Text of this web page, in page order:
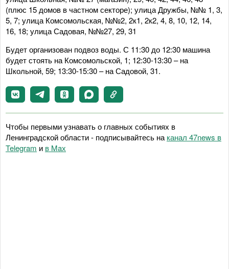
(плюс 15 домов в частном секторе); улица Дружбы, №№ 1, 3,
5, 7; улица Комсомольская, №№2, 2к1, 2к2, 4, 8, 10, 12, 14,
16, 18; улица Садовая, №№27, 29, 31
Будет организован подвоз воды. С 11:30 до 12:30 машина
будет стоять на Комсомольской, 1; 12:30-13:30 – на
Школьной, 59; 13:30-15:30 – на Садовой, 31.
Чтобы первыми узнавать о главных событиях в
Ленинградской области - подписывайтесь на канал 47news в
Telegram и в Maх